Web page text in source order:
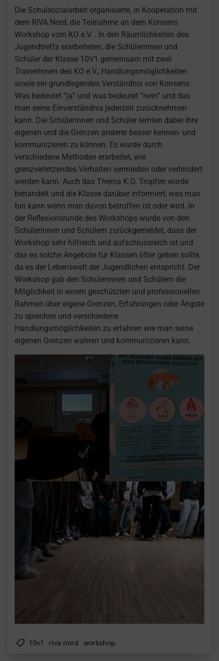
Die Schulsozialarbeit organisierte, in Kooperation mit
dem RIVA Nord, die Teilnahme an dem Konsens
Workshop vom KO e.V. . In den Räumlichkeiten des
Jugendtreffs erarbeiteten, die Schülerinnen und
Schüler der Klasse 10V1 gemeinsam mit zwei
Trainerinnen des KO e.V., Handlungsmöglichkeiten
sowie ein grundlegendes Verständnis von Konsens.
Was bedeutet “ja” und was bedeutet “nein” und das
man seine Einverständnis jederzeit zurücknehmen
kann. Die Schülerinnen und Schüler lernten dabei ihre
eigenen und die Grenzen anderer besser kennen- und
kommunizieren zu können. Es wurde durch
verschiedene Methoden erarbeitet, wie
grenzverletzendes Verhalten vermieden oder verhindert
werden kann. Auch das Thema K.O. Tropfen wurde
behandelt und die Klasse darüber informiert, was man
tun kann wenn man davon betroffen ist oder wird. In
der Reflexionsrunde des Workshops wurde von den
Schülerinnen und Schülern zurückgemeldet, dass der
Workshop sehr hilfreich und aufschlussreich ist und
das es solche Angebote für Klassen öfter geben sollte,
da es der Lebenswelt der Jugendlichen entspricht. Der
Workshop gab den Schülerinnen und Schülern die
Möglichkeit in einem geschützten und professionellen
Rahmen über eigene Grenzen, Erfahrungen oder Ängste
zu sprechen und verschiedene
Handlungsmöglichkeiten zu erfahren wie man seine
eigenen Grenzen wahren und kommunizieren kann.
10v1 riva nord workshop